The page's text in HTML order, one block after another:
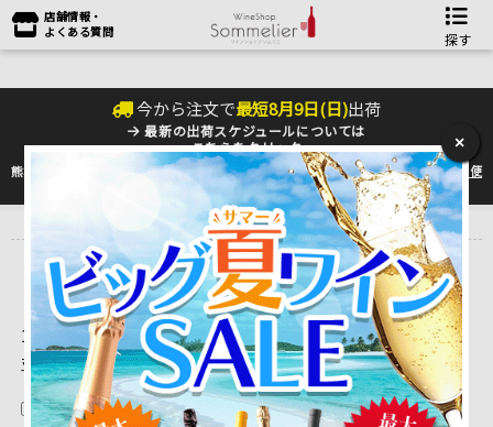
店舗情報・
よくある質問
探す
今から注文で最短8月9日(日)出荷
最新の出荷スケジュールについては
こちらをクリック
熊本地震の影響により九州への配送に遅れが生じております。最新情報は佐川急便
のHP
をご確認下さい。
産地で探す ＞ スペイン ＞その他（スペイン）
16 ～ 30 件目を表示しています。（全44件）
並べ替え
在庫切れを除く
×